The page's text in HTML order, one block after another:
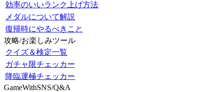
効率のいいランク上げ方法
メダルについて解説
復帰時にやるべきこと
攻略/お楽しみツール
クイズ＆検定一覧
ガチャ限チェッカー
降臨運極チェッカー
GameWithSNS/Q&A